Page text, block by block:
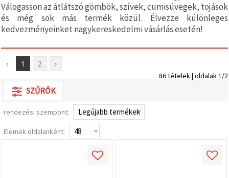
Ön
felhasználói
élményét,
és az Ön
elemezzük
forgalmat,
valamint
tartalmat
jelenítsünk
beleértve
analitikai és
Válogasson az átlátszó gömbök, szívek, cumisüvegek, tojások
és még sok más termék közül. Élvezze különleges
kedvezményeinket nagykereskedelmi vásárlás esetén!
‹ 1 2 ›
86 tételek | oldalak 1/2
SZŰRŐK
rendezési szempont:
Elemek oldalanként: